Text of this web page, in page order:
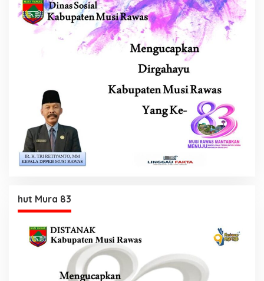
hut Mura 83